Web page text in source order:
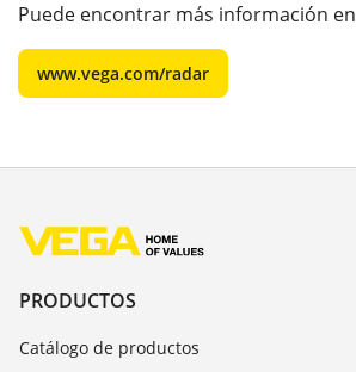
Puede encontrar más información en
www.vega.com/radar
PRODUCTOS
Catálogo de productos